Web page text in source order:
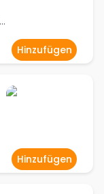
Hinzufügen
Hinzufügen